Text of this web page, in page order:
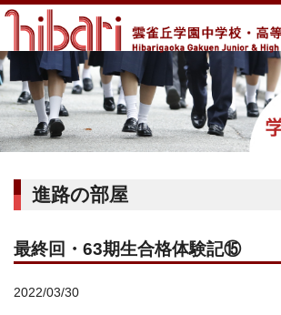
進路の部屋
最終回・63期生合格体験記⑮
2022/03/30